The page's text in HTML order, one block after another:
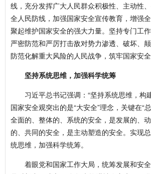
线，充分发挥广大人民群众积极性、主动性
全人民防线，加强国家安全宣传教育，增强
聚起维护国家安全的强大力量。坚持专门工
严密防范和严厉打击敌对势力渗透、破坏、
防范化解重大风险的人民战争，筑牢国家安全
坚持系统思维，加强科学统筹
习近平总书记强调：“坚持系统思维，构
国家安全观突出的是“大安全”理念，关键在“
全面的、整体的、系统的安全，是发展的、
的、共同的安全，是主动塑造的安全。实现
统思维，加强科学统筹。
着眼党和国家工作大局，统筹发展和安